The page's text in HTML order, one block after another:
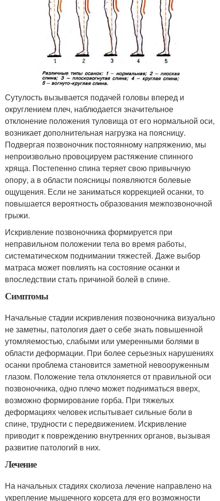
Сутулость вызывается подачей головы вперед и
округлением плеч, наблюдается значительное
отклонение положения туловища от его нормальной оси,
возникает дополнительная нагрузка на поясницу.
Подвергая позвоночник постоянному напряжению, мы
непроизвольно провоцируем растяжение спинного
хряща. Постепенно спина теряет свою привычную
опору, а в области поясницы появляются болевые
ощущения. Если не заниматься коррекцией осанки, то
повышается вероятность образования межпозвоночной
грыжи.
Искривление позвоночника формируется при
неправильном положении тела во время работы,
систематическом поднимании тяжестей. Даже выбор
матраса может повлиять на состояние осанки и
впоследствии стать причиной болей в спине.
Симптомы
Начальные стадии искривления позвоночника визуально
не заметны, патология дает о себе знать повышенной
утомляемостью, слабыми или умеренными болями в
области деформации. При более серьезных нарушениях
осанки проблема становится заметной невооруженным
глазом. Положение тела отклоняется от правильной оси
позвоночника, одно плечо может подниматься вверх,
возможно формирование горба. При тяжелых
деформациях человек испытывает сильные боли в
спине, трудности с передвижением. Искривление
приводит к повреждению внутренних органов, вызывая
развитие патологий в них.
Лечение
На начальных стадиях сколиоза лечение направлено на
укрепление мышечного корсета для его возможности